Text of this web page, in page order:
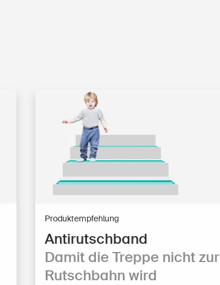
Antirutschband
Damit die Treppe nicht zur
Rutschbahn wird
Produktempfehlung